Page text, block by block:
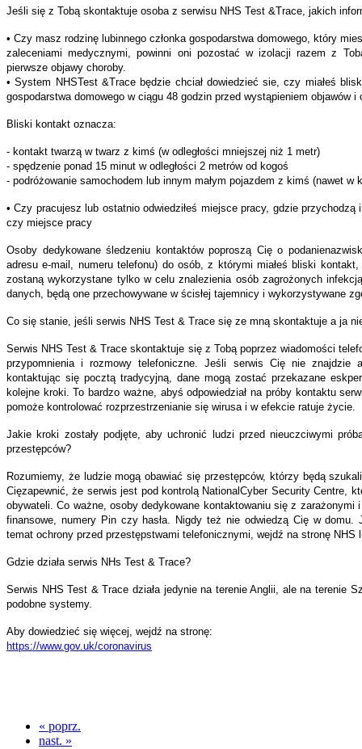
Jeśli się z Tobą skontaktuje osoba z serwisu NHS Test &Trace, jakich
• Czy masz rodzinę lubinnego członka gospodarstwa domowego, który
zaleceniami medycznymi, powinni oni pozostać w izolacji razem z
pierwsze objawy choroby.
• System NHSTest &Trace będzie chciał dowiedzieć sie, czy miałeś
gospodarstwa domowego w ciągu 48 godzin przed wystąpieniem objawów
Bliski kontakt oznacza:
- kontakt twarzą w twarz z kimś (w odległości mniejszej niż 1 metr)
- spędzenie ponad 15 minut w odległości 2 metrów od kogoś
- podróżowanie samochodem lub innym małym pojazdem z kimś (nawet w
• Czy pracujesz lub ostatnio odwiedziłeś miejsce pracy, gdzie przychodzą
czy miejsce pracy
Osoby dedykowane śledzeniu kontaktów poproszą Cię o
adresu e-mail, numeru telefonu) do osób, z którymi miałeś bliski
zostaną wykorzystane tylko w celu znalezienia osób zagrożonych
danych, będą one przechowywane w ścisłej tajemnicy i wykorzystywane
Co się stanie, jeśli serwis NHS Test & Trace się ze mną skontaktuje a ja
Serwis NHS Test & Trace skontaktuje się z Tobą poprzez wiadomości
przypomnienia i rozmowy telefoniczne. Jeśli serwis Cię nie znajdzie
kontaktując się pocztą tradycyjną, dane mogą zostać przekazane
kolejne kroki. To bardzo ważne, abyś odpowiedział na próby kontaktu
pomoże kontrolować rozprzestrzenianie się wirusa i w efekcie ratuje życie.
Jakie kroki zostały podjęte, aby uchronić ludzi przed nieuczciwymi
przestępców?
Rozumiemy, że ludzie mogą obawiać się przestępców, którzy będą
Cięzapewnić, że serwis jest pod kontrolą NationalCyber Security Centre,
obywateli. Co ważne, osoby dedykowane kontaktowaniu się z
finansowe, numery Pin czy hasła. Nigdy też nie odwiedzą Cię w
temat ochrony przed przestępstwami telefonicznymi, wejdź na stronę NHS
Gdzie działa serwis NHs Test & Trace?
Serwis NHS Test & Trace działa jedynie na terenie Anglii, ale na terenie
podobne systemy.
Aby dowiedzieć się więcej, wejdź na stronę:
https://www.gov.uk/coronavirus
« poprz.
nast. »